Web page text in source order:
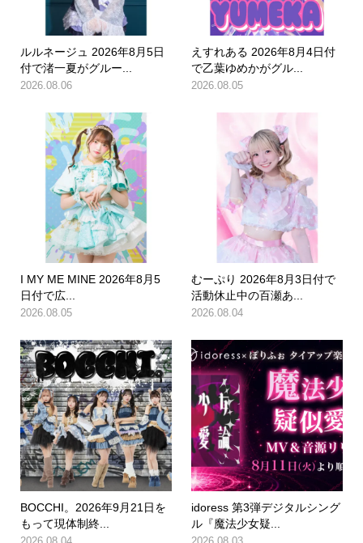
ルルネージュ 2026年8月5日
付で渚一夏がグルー...
2026.08.06
えすれある 2026年8月4日付
で乙葉ゆめかがグル...
2026.08.05
I MY ME MINE 2026年8月5
日付で広...
2026.08.05
むーぷり 2026年8月3日付で
活動休止中の百瀬あ...
2026.08.04
BOCCHI。2026年9月21日を
もって現体制終...
idoress 第3弾デジタルシング
ル『魔法少女疑...